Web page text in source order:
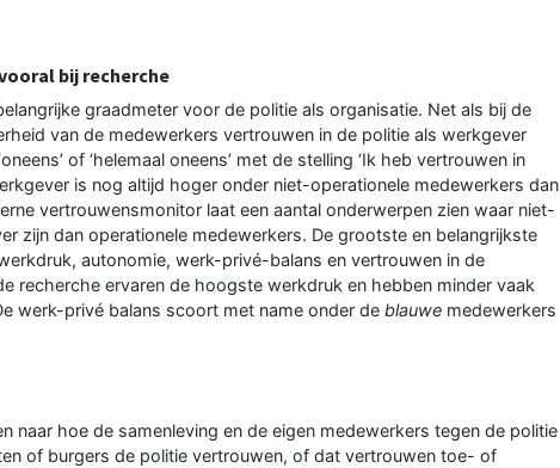
bij recherche
graadmeter voor de politie als organisatie. Net als bij de
van de medewerkers vertrouwen in de politie als werkgever
of ‘helemaal oneens’ met de stelling ‘Ik heb vertrouwen in
is nog altijd hoger onder niet-operationele medewerkers dan
vertrouwensmonitor laat een aantal onderwerpen zien waar niet-
zijn dan operationele medewerkers. De grootste en belangrijkste
autonomie, werk-privé-balans en vertrouwen in de
recherche ervaren de hoogste werkdruk en hebben minder vaak
werk-privé balans scoort met name onder de blauwe medewerkers
naar hoe de samenleving en de eigen medewerkers tegen de politie
of burgers de politie vertrouwen, of dat vertrouwen toe- of